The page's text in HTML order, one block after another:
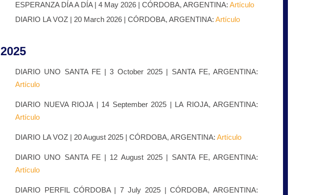
ESPERANZA DÍA A DÍA | 4 May 2026 | CÓRDOBA, ARGENTINA: Artículo
DIARIO LA VOZ | 20 March 2026 | CÓRDOBA, ARGENTINA: Artículo
2025
DIARIO UNO SANTA FE | 3 October 2025 | SANTA FE, ARGENTINA:
Artículo
DIARIO NUEVA RIOJA | 14 September 2025 | LA RIOJA, ARGENTINA:
Artículo
DIARIO LA VOZ | 20 August 2025 | CÓRDOBA, ARGENTINA: Artículo
DIARIO UNO SANTA FE | 12 August 2025 | SANTA FE, ARGENTINA:
Artículo
DIARIO PERFIL CÓRDOBA | 7 July 2025 | CÓRDOBA, ARGENTINA: